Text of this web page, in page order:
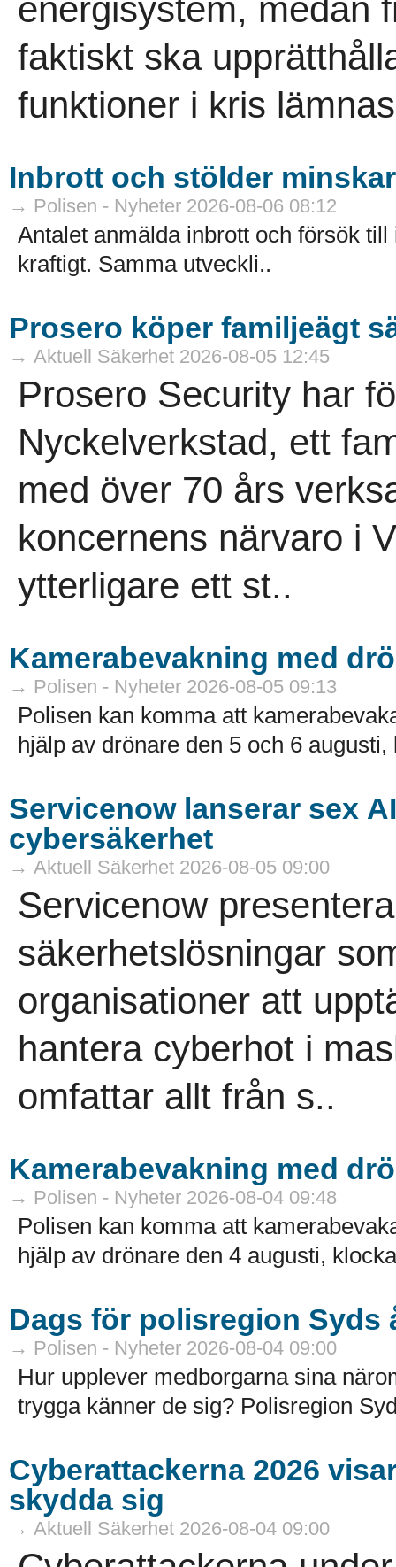
energisystem, medan
faktiskt ska
funktioner i kris
Inbrott och stölder
→ Polisen - Nyheter 2026-08-06 08:12
Antalet anmälda inbrott och försök
kraftigt. Samma utveckli..
Prosero köper familjeägt
→ Aktuell Säkerhet 2026-08-05 12:45
Prosero Security har
Nyckelverkstad, ett
med över 70 års
koncernens närvaro i
ytterligare ett st..
Kamerabevakning med
→ Polisen - Nyheter 2026-08-05 09:13
Polisen kan komma att
hjälp av drönare den 5 och 6 augusti,
Servicenow lanserar sex
cybersäkerhet
→ Aktuell Säkerhet 2026-08-05 09:00
Servicenow
säkerhetslösningar
organisationer att
hantera cyberhot i
omfattar allt från s..
Kamerabevakning med
→ Polisen - Nyheter 2026-08-04 09:48
Polisen kan komma att
hjälp av drönare den 4 augusti,
Dags för polisregion
→ Polisen - Nyheter 2026-08-04 09:00
Hur upplever medborgarna sina
trygga känner de sig? Polisregion
Cyberattackerna 2026
skydda sig
→ Aktuell Säkerhet 2026-08-04 09:00